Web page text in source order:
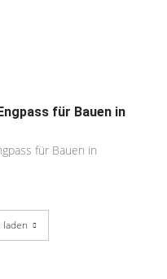
für Bauen in
für Bauen in